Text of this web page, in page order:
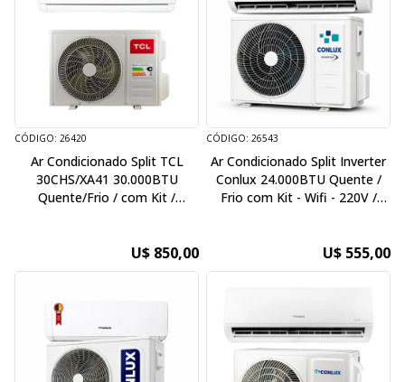
CÓDIGO: 26420
Ar Condicionado Split TCL
30CHS/XA41 30.000BTU
Quente/Frio / com Kit /
U$ 850,00
CÓDIGO: 26543
Ar Condicionado Split Inverter
Conlux 24.000BTU Quente /
Frio com Kit - Wifi - 220V /
U$ 555,00